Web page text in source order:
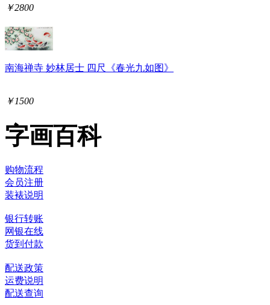
￥2800
南海禅寺 妙林居士 四尺《春光九如图》
￥1500
字画百科
购物流程
会员注册
装裱说明
银行转账
网银在线
货到付款
配送政策
运费说明
配送查询